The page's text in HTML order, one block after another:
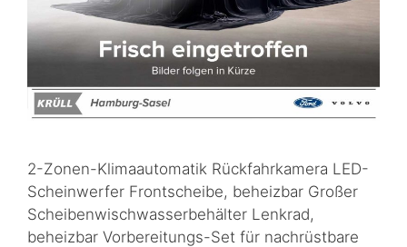
2-Zonen-Klimaautomatik Rückfahrkamera LED-
Scheinwerfer Frontscheibe, beheizbar Großer
Scheibenwischwasserbehälter Lenkrad,
beheizbar Vorbereitungs-Set für nachrüstbare